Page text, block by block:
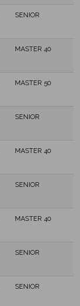
SENIOR
MASTER 40
MASTER 50
SENIOR
MASTER 40
SENIOR
MASTER 40
SENIOR
SENIOR